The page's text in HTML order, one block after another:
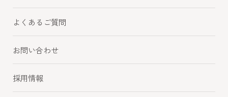
お知らせ一覧に戻る
よくあるご質問
お問い合わせ
採用情報